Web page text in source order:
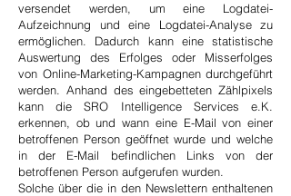
versendet werden, um eine Logdatei-
Aufzeichnung und eine Logdatei-Analyse zu
ermöglichen. Dadurch kann eine statistische
Auswertung des Erfolges oder Misserfolges
von Online-Marketing-Kampagnen durchgeführt
werden. Anhand des eingebetteten Zählpixels
kann die SRO Intelligence Services e.K.
erkennen, ob und wann eine E-Mail von einer
betroffenen Person geöffnet wurde und welche
in der E-Mail befindlichen Links von der
betroffenen Person aufgerufen wurden.
Solche über die in den Newslettern enthaltenen